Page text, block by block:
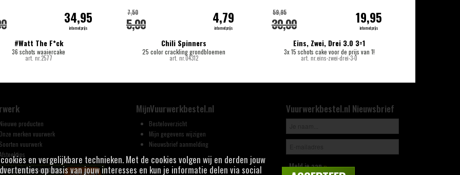
#Watt The F*ck
36 schots waaiercake
art. nr.2577
34,95
internetprijs
Chili Spinners
25 color crackling grondbloemen
art. nr.04312
5,00
7,50 4,79
internetprijs
Eins, Zwei, Drei 3.0 3=1
3x 15 schots cake voor de prijs van 1!
art. nr.eins-zwei-drei-3-0
30,00
59,95 19,95
internetprijs
Nieuwe producten
Onze merken vuurwerk
Soorten vuurwerk
Afsteektips
MijnVuurwerkbestel.nl
Besteloverzicht
Mijn gegevens wijzigen
Nieuwsbrief aanmelding
Vuurwerkbestel.nl Nieuwsbrief
Meld je aan»
en vergelijkbare technieken. Met de cookies volgen wij en derden jouw
op basis van jouw interesses en kun je informatie delen via social